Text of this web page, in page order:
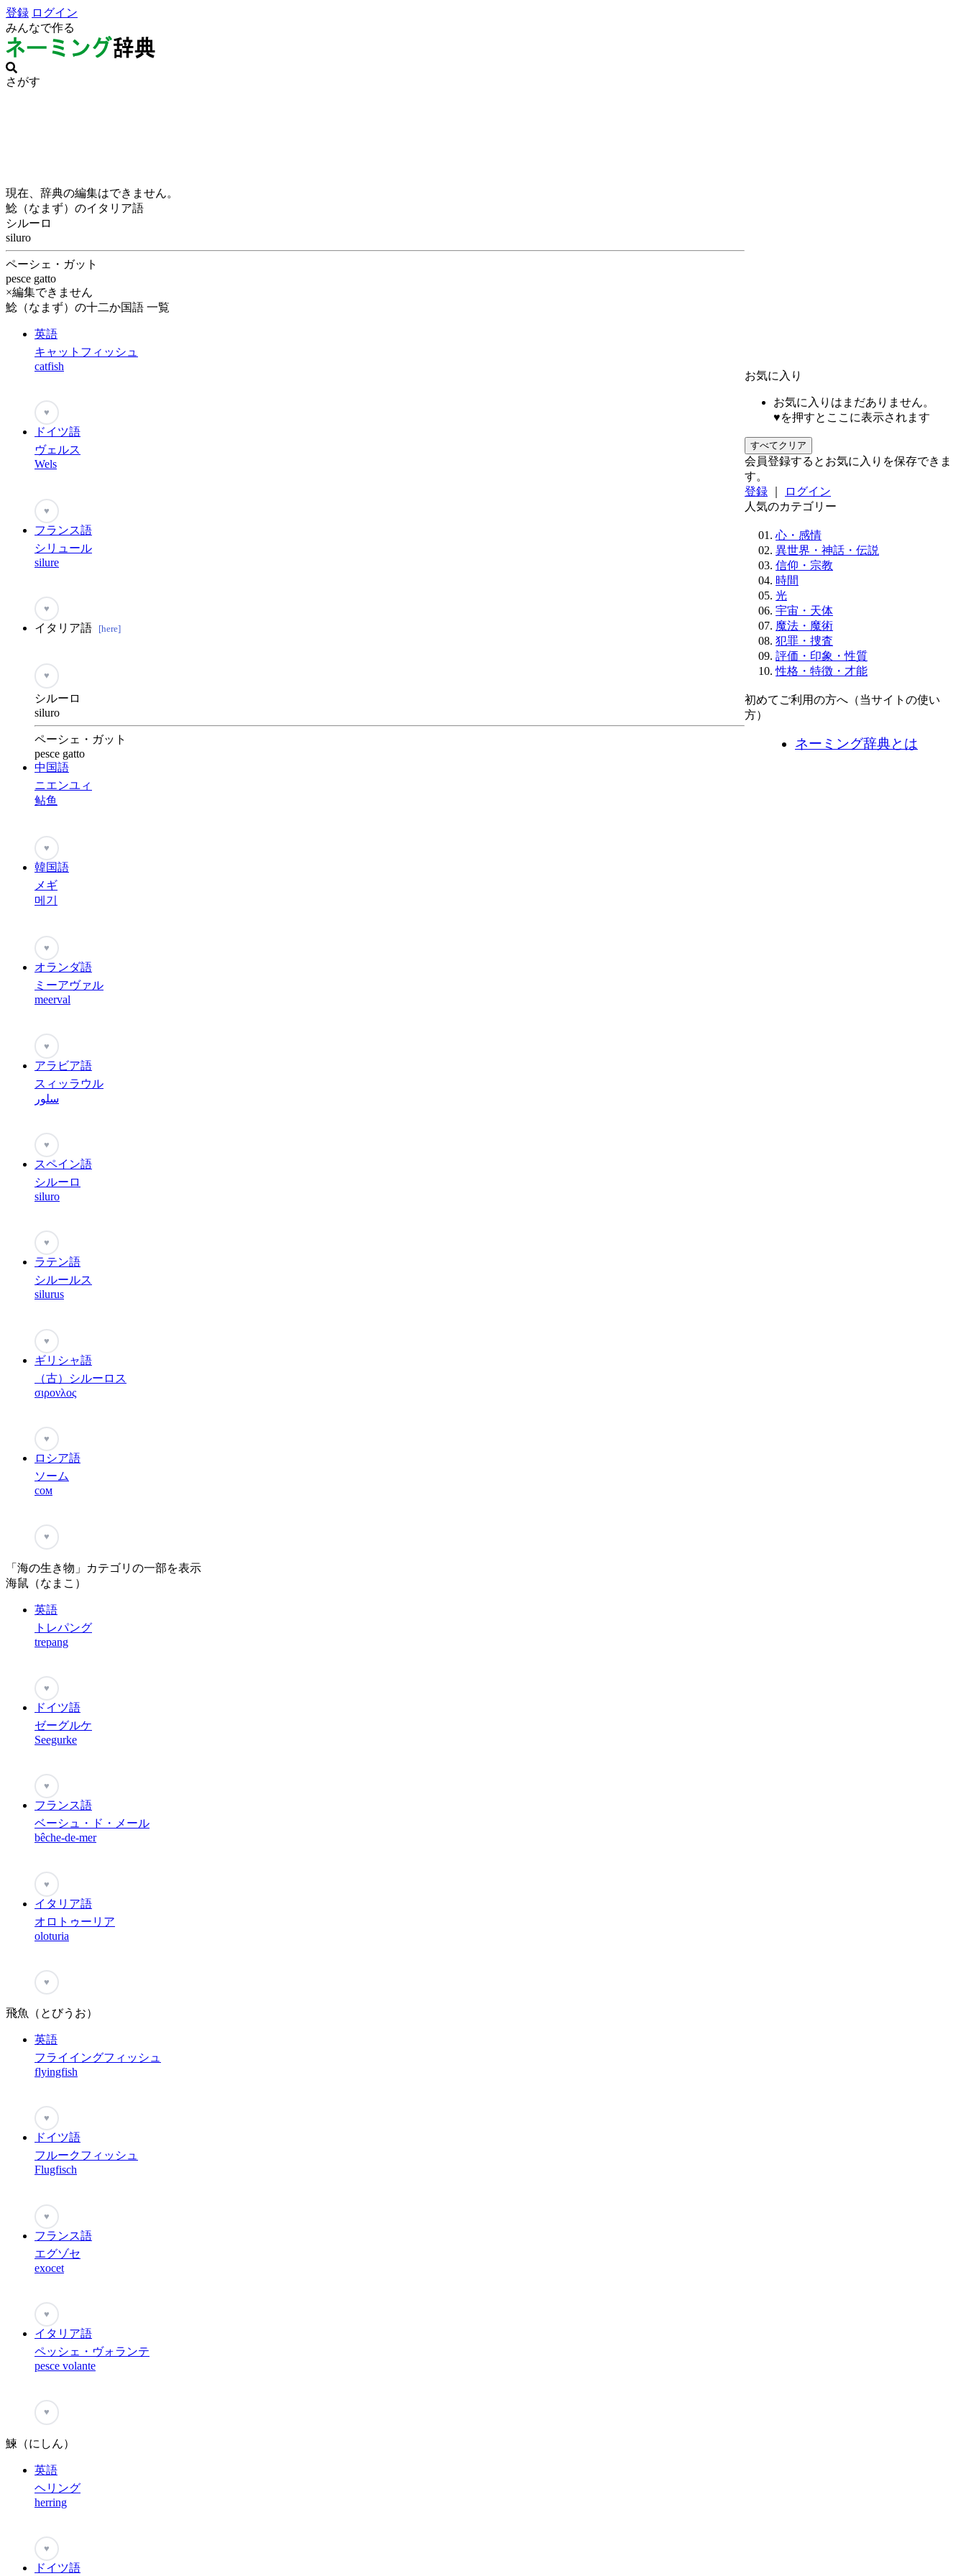
登録 ログイン
みんなで作る
さがす
現在、辞典の編集はできません。
鯰（なまず）のイタリア語
シルーロ
siluro
ペーシェ・ガット
pesce gatto
×編集できません
鯰（なまず）の十二か国語 一覧
英語
キャットフィッシュ
catfish
♥
ドイツ語
ヴェルス
Wels
♥
フランス語
シリュール
silure
♥
イタリア語 [here]
♥
シルーロ
siluro
ペーシェ・ガット
pesce gatto
中国語
ニエンユィ
鲇鱼
♥
韓国語
メギ
메기
♥
オランダ語
ミーアヴァル
meerval
♥
アラビア語
スィッラウル
سلور
♥
スペイン語
シルーロ
siluro
♥
ラテン語
シルールス
silurus
♥
ギリシャ語
（古）シルーロス
σιρονλος
♥
ロシア語
ソーム
сом
♥
「海の生き物」カテゴリの一部を表示
海鼠（なまこ）
英語
トレパング
trepang
♥
ドイツ語
ゼーグルケ
Seegurke
♥
フランス語
ベーシュ・ド・メール
bêche-de-mer
♥
イタリア語
オロトゥーリア
oloturia
♥
飛魚（とびうお）
英語
フライイングフィッシュ
flyingfish
♥
ドイツ語
フルークフィッシュ
Flugfisch
♥
フランス語
エグゾセ
exocet
♥
イタリア語
ペッシェ・ヴォランテ
pesce volante
♥
鰊（にしん）
英語
ヘリング
herring
♥
ドイツ語
お気に入り
お気に入りはまだありません。
♥を押すとここに表示されます
すべてクリア
会員登録するとお気に入りを保存できま
す。
登録
ログイン
人気のカテゴリー
心・感情
異世界・神話・伝説
信仰・宗教
時間
光
宇宙・天体
魔法・魔術
犯罪・捜査
評価・印象・性質
性格・特徴・才能
初めてご利用の方へ（当サイトの使い
方）
ネーミング辞典とは